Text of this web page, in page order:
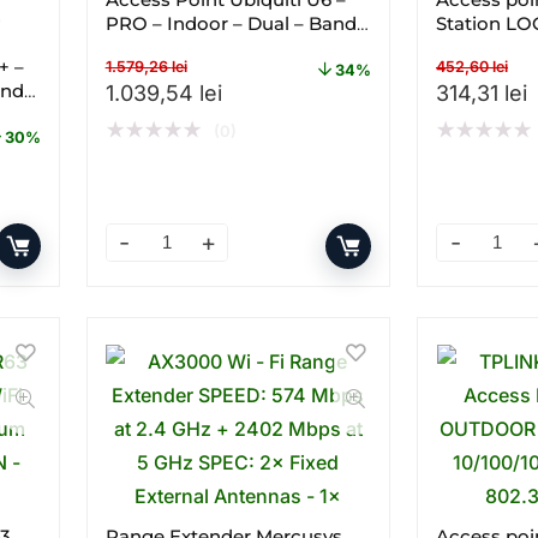
–
–
lei.
691,13 lei.
30%
– Gigabit – PoE – Dual – band – WI – FI cantitate
PRO – Indoor – Dual – Band –
1.579,26lei
Prețul inițial a fost: 1.579,26 lei.
1.039,54 leiPrețul curent este: 1.039,54 lei.
34%
★★★★★
Access Point Ubiquiti U6 – PRO – Indoor –
Station
452,60lei
Prețul
314,31 lei
★★★★★
Access